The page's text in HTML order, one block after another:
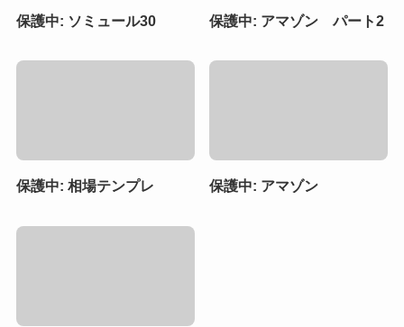
保護中: ソミュール30 保護中: アマゾン パート2
保護中: 相場テンプレ 保護中: アマゾン